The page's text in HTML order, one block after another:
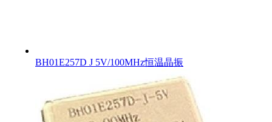
BH01E257D J 5V/100MHz恒温晶振